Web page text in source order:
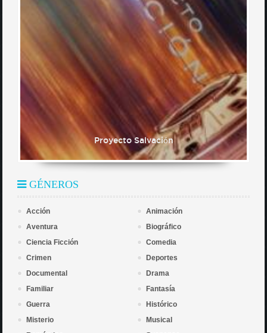
Proyecto Salvación
GÉNEROS
Acción
Animación
Aventura
Biográfico
Ciencia Ficción
Comedia
Crimen
Deportes
Documental
Drama
Familiar
Fantasía
Guerra
Histórico
Misterio
Musical